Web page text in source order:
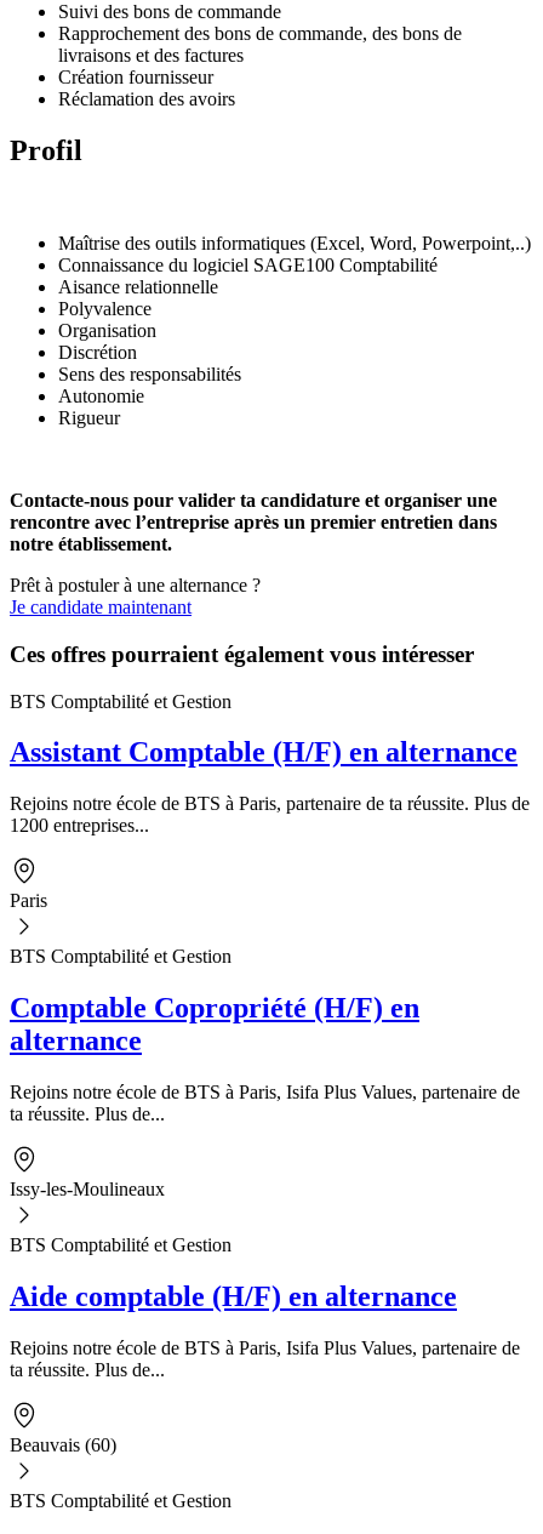
Suivi des bons de commande
Rapprochement des bons de commande, des bons de
livraisons et des factures
Création fournisseur
Réclamation des avoirs
Profil
Maîtrise des outils informatiques (Excel, Word, Powerpoint,..)
Connaissance du logiciel SAGE100 Comptabilité
Aisance relationnelle
Polyvalence
Organisation
Discrétion
Sens des responsabilités
Autonomie
Rigueur
Contacte-nous pour valider ta candidature et organiser une
rencontre avec l’entreprise après un premier entretien dans
notre établissement.
Prêt à postuler à une alternance ?
Je candidate maintenant
Ces offres pourraient également vous intéresser
BTS Comptabilité et Gestion
Assistant Comptable (H/F) en alternance
Rejoins notre école de BTS à Paris, partenaire de ta réussite. Plus de
1200 entreprises...
Paris
BTS Comptabilité et Gestion
Comptable Copropriété (H/F) en
alternance
Rejoins notre école de BTS à Paris, Isifa Plus Values, partenaire de
ta réussite. Plus de...
Issy-les-Moulineaux
BTS Comptabilité et Gestion
Aide comptable (H/F) en alternance
Rejoins notre école de BTS à Paris, Isifa Plus Values, partenaire de
ta réussite. Plus de...
Beauvais (60)
BTS Comptabilité et Gestion